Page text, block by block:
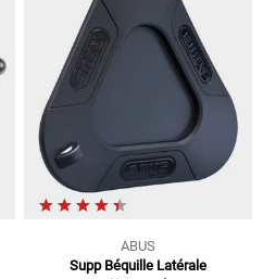
ABUS
Supp Béquille Latérale